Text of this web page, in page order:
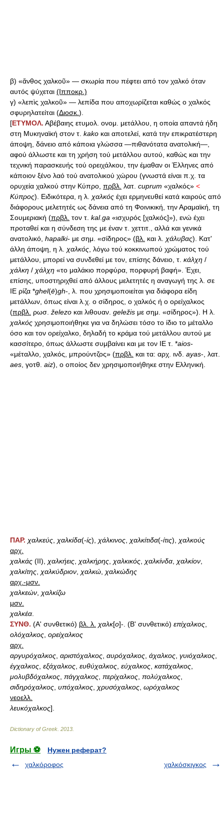
β) «ἄνθος χαλκοῦ» — σκωρία που πέφτει από τον χαλκό όταν
αυτός ψύχεται (Ιπποκρ.)
γ) «λεπὶς χαλκοῦ» — λεπίδα που αποχωρίζεται καθώς ο χαλκός
σφυρηλατείται (Διοσκ. ).
[ΕΤΥΜΟΛ. Αβέβαιης ετυμολ. ονομ. μετάλλου, η οποία απαντά ήδη
στη Μυκηναϊκή στον τ. kako και αποτελεί, κατά την επικρατέστερη
άποψη, δάνειο από κάποια γλώσσα —πιθανότατα ανατολική—,
αφού άλλωστε και τη χρήση τού μετάλλου αυτού, καθώς και την
τεχνική παρασκευής τού ορειχάλκου, την έμαθαν οι Έλληνες από
κάποιον ξένο λαό τού ανατολικού χώρου (γνωστά είναι π.χ. τα
ορυχεία χαλκού στην Κύπρο, πρβλ. λατ. cuprum «χαλκός» <
Κύπρος). Ειδικότερα, η λ. χαλκός έχει ερμηνευθεί κατά καιρούς από
διάφορους μελετητές ως δάνεια από τη Φοινικική, την Αραμαϊκή, τη
Σουμεριακή (πρβλ. τον τ. kal.ga «ισχυρός [χαλκός]»), ενώ έχει
προταθεί και η σύνδεση της με έναν τ. χεττιτ., αλλά και γενικά
ανατολικό, hapalki- με σημ. «σίδηρος» (βλ. και λ. χάλυβας). Κατ'
άλλη άποψη, η λ. χαλκός , λόγω τού κοκκινωπού χρώματος τού
μετάλλου, μπορεί να συνδεθεί με τον, επίσης δάνειο, τ. κάλχη /
χάλκη / χάλχη «το μαλάκιο πορφύρα, πορφυρή βαφή». Έχει,
επίσης, υποστηριχθεί από άλλους μελετητές η αναγωγή της λ. σε
ΙΕ ρίζα *ghel(ē)gh-, λ. που χρησιμοποιείται για διάφορα είδη
μετάλλων, όπως είναι λ.χ. ο σίδηρος, ο χαλκός ή ο ορείχαλκος
(πρβλ. ρωσ. železo και λιθουαν. geležis με σημ. «σίδηρος»). Η λ.
χαλκός χρησιμοποιήθηκε για να δηλώσει τόσο το ίδιο το μέταλλο
όσο και τον ορείχαλκο, δηλαδή το κράμα τού μετάλλου αυτού με
κασσίτερο, όπως άλλωστε συμβαίνει και με τον ΙΕ τ. *aios-
«μέταλλο, χαλκός, μπρούντζος» (πρβλ. και τα: αρχ. ινδ. ayas-, λατ.
aes , γοτθ. aiz), ο οποίος δεν χρησιμοποιήθηκε στην Ελληνική.
ΠΑΡ. χαλκεύς χαλκίδα(-ίς), χάλκινος χαλκίτιδα(-ίτις), χαλκούς
αρχ.
χαλκάς (ΙΙ), χαλκήεις χαλκήρης χαλκικός χαλκίνδα χαλκίον
χαλκίτης χαλκύδριον χαλκώ χαλκώδης
αρχ.-μσν.
χαλκεών χαλκίζω
μσν.
χαλκέα
ΣΥΝΘ. (Α' συνθετικό) βλ. λ. χαλκ[ο]-. (Β' συνθετικό) επίχαλκος
ολόχαλκος ορείχαλκος
αρχ.
αργυρόχαλκος αριστόχαλκος αυρόχαλκος άχαλκος γυιόχαλκος
έγχαλκος εξάχαλκος ευθύχαλκος εύχαλκος κατάχαλκος
μολυβδόχαλκος πάγχαλκος περίχαλκος πολύχαλκος
σιδηρόχαλκος υπόχαλκος χρυσόχαλκος ωρόχαλκος
νεοελλ.
λευκόχαλκος].
Dictionary of Greek 2013
Игры ⚽
Нужен реферат?
χαλκόροφος
χαλκόσκιγκος